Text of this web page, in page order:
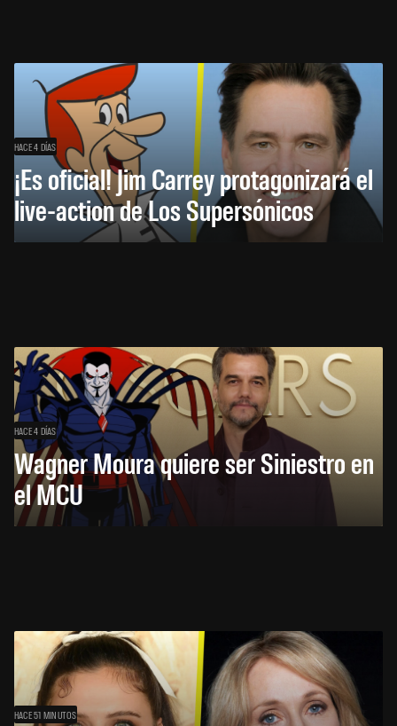
HACE 4 DÍAS
¡Es oficial! Jim Carrey protagonizará el
live-action de Los Supersónicos
HACE 4 DÍAS
Wagner Moura quiere ser Siniestro en
el MCU
HACE 51 MINUTOS